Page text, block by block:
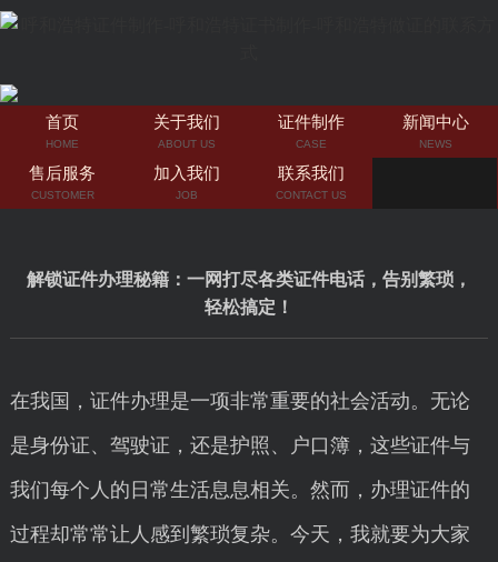
首页
HOME
关于我们
ABOUT US
证件制作
CASE
新闻中心
NEWS
售后服务
CUSTOMER
加入我们
JOB
联系我们
CONTACT US
解锁证件办理秘籍：一网打尽各类证件电话，告别繁琐，
轻松搞定！
在我国，证件办理是一项非常重要的社会活动。无论
是身份证、驾驶证，还是护照、户口簿，这些证件与
我们每个人的日常生活息息相关。然而，办理证件的
过程却常常让人感到繁琐复杂。今天，我就要为大家